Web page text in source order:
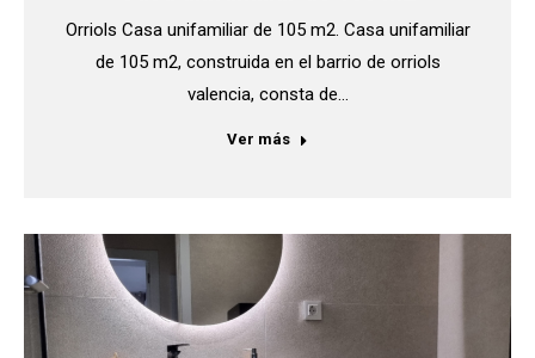
Orriols Casa unifamiliar de 105 m2. Casa unifamiliar
de 105 m2, construida en el barrio de orriols
valencia, consta de…
Ver más